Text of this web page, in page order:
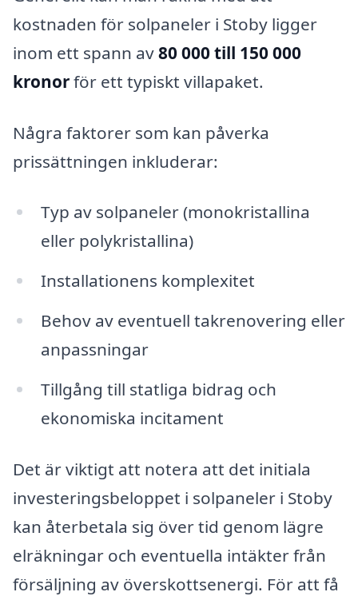
kostnaden för solpaneler i Stoby ligger
inom ett spann av80 000 till 150 000
kronorför ett typiskt villapaket.
Några faktorer som kan påverka
prissättningen inkluderar:
Typ av solpaneler (monokristallina
eller polykristallina)
Installationens komplexitet
Behov av eventuell takrenovering eller
anpassningar
Tillgång till statliga bidrag och
ekonomiska incitament
Det är viktigt att notera att det initiala
investeringsbeloppet i solpaneler i Stoby
kan återbetala sig över tid genom lägre
elräkningar och eventuella intäkter från
försäljning av överskottsenergi. För att få